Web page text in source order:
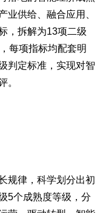
落地的智能经济成熟
业供给、融合应用、
，拆解为13项二级
每项指标均配套明
判定标准，实现对智
规律，科学划分出初
5个成熟度等级，分